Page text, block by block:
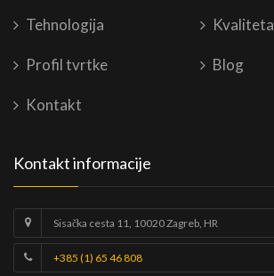
Tehnologija Kvaliteta
Profil tvrtke Blog
Kontakt
Kontakt informacije
Sisačka cesta 11, 10020 Zagreb, HR
+385 (1) 65 46 808